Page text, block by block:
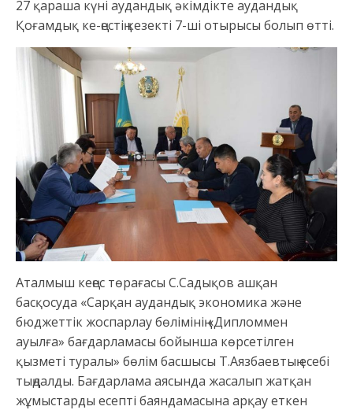
27 қараша күні аудандық әкімдікте аудандық
Қоғамдық ке-ңестің кезекті 7-ші отырысы болып өтті.
Аталмыш кеңес төрағасы С.Садықов ашқан
басқосуда «Сарқан аудандық экономика және
бюджеттік жоспарлау бөлімінің «Дипломмен
ауылға» бағдарламасы бойынша көрсетілген
қызметі туралы» бөлім басшысы Т.Аязбаевтың есебі
тыңдалды. Бағдарлама аясында жасалып жатқан
жұмыстарды есепті баяндамасына арқау еткен